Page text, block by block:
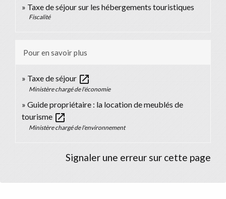
Taxe de séjour sur les hébergements touristiques
Fiscalité
Pour en savoir plus
Taxe de séjour open_in_new
Ministère chargé de l'économie
Guide propriétaire : la location de meublés de
tourisme open_in_new
Ministère chargé de l'environnement
Signaler une erreur sur cette page